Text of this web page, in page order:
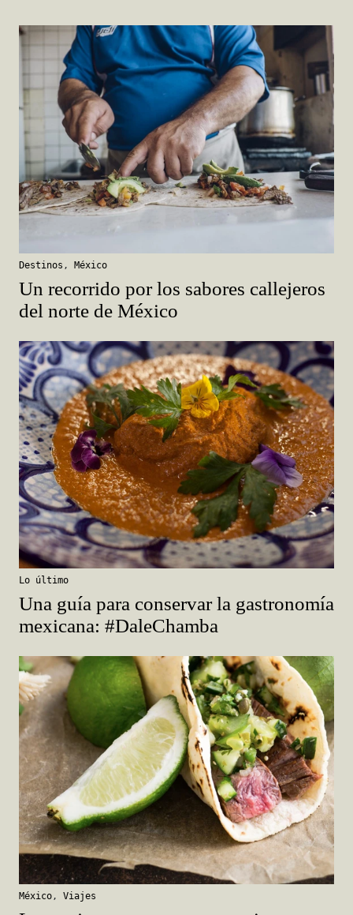
Destinos , México
Un recorrido por los sabores callejeros
del norte de México
Lo último
Una guía para conservar la gastronomía
mexicana: #DaleChamba
México , Viajes